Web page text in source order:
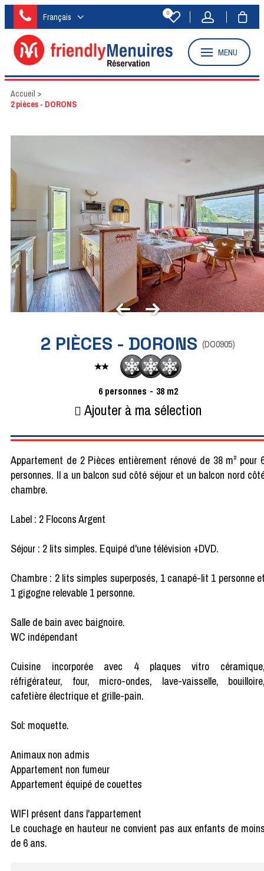
Français 0
MENU
Accueil >
2 pièces - DORONS
2 PIÈCES - DORONS (DO0905)
6 personnes 38 m2
Ajouter à ma sélection
Appartement de 2 Pièces entièrement rénové de 38 m² pour
personnes. Il a un balcon sud côté séjour et un balcon nord
chambre.
Label : 2 Flocons Argent
Séjour : 2 lits simples. Equipé d'une télévision +DVD.
Chambre : 2 lits simples superposés, 1 canapé-lit 1 personne
1 gigogne relevable 1 personne.
Salle de bain avec baignoire.
WC indépendant
Cuisine incorporée avec 4 plaques vitro
réfrigérateur, four, micro-ondes, lave-vaisselle,
cafetière électrique et grille-pain.
Sol: moquette.
Animaux non admis
Appartement non fumeur
Appartement équipé de couettes
WIFI présent dans l'appartement
Le couchage en hauteur ne convient pas aux enfants de
de 6 ans.